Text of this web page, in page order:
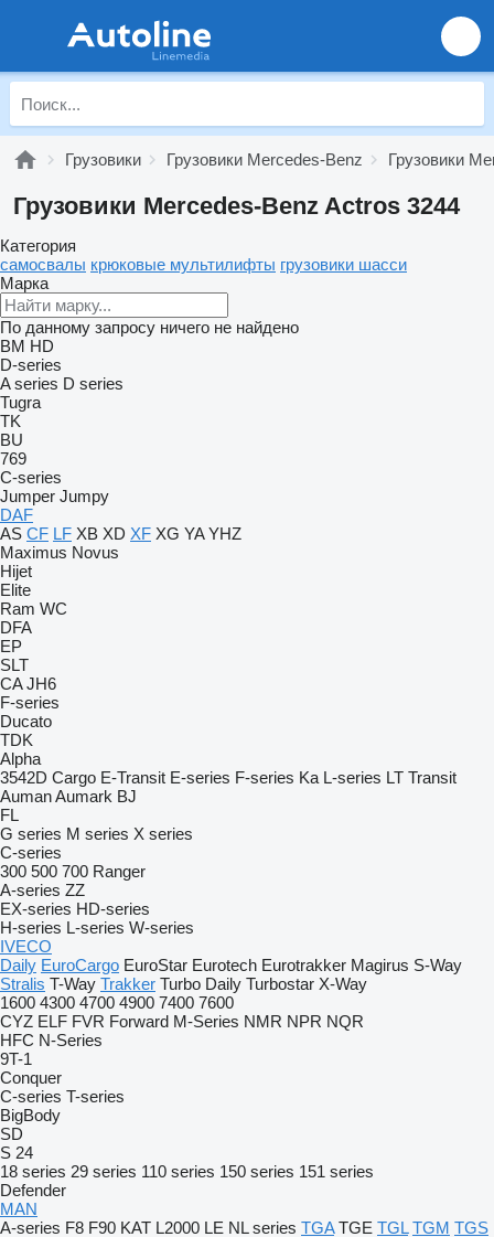
Грузовики Грузовики Mercedes-Benz Грузовики
Грузовики Mercedes-Benz Actros 3244
Категория
самосвалы крюковые мультилифты грузовики шасси
Марка
По данному запросу ничего не найдено
BM HD
D-series
A series D series
Tugra
TK
BU
769
C-series
Jumper Jumpy
DAF
AS CF LF XB XD XF XG YA YHZ
Maximus Novus
Hijet
Elite
Ram WC
DFA
EP
SLT
CA JH6
F-series
Ducato
TDK
Alpha
3542D Cargo E-Transit E-series F-series Ka L-series LT Transit
AumanAumark BJ
FL
G series M series X series
C-series
300 500 700 Ranger
A-series ZZ
EX-series HD-series
H-series L-series W-series
IVECO
Daily EuroCargo EuroStar Eurotech Eurotrakker Magirus S-Way
Stralis T-Way Trakker Turbo Daily Turbostar X-Way
1600 4300 4700 4900 7400 7600
CYZ ELF FVR Forward M-Series NMR NPR NQR
HFC N-Series
9T-1
Conquer
C-series T-series
BigBody
SD
S 24
18 series 29 series 110 series 150 series 151 series
Defender
MAN
A-series F8 F90 KAT L2000 LE NL series TGA TGE TGL TGM TGS